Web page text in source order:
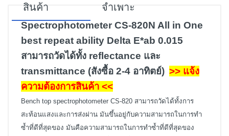
สินค้า
จำเพาะ
Spectrophotometer CS-820N All in One
best repeat ability Delta E*ab 0.015
สามารถวัดได้ทั้ง reflectance และ
transmittance (สังซื้อ 2-4 อาทิตย์) >> แจ้ง
ความต้องการสินค้า <<
Bench top spectrophotometer CS-820 สามารถวัดได้ทั้งการ
สะท้อนแสงและการส่งผ่าน มันขึ้นอยู่กับความสามารถในการทำ
ซ้ำที่ดีที่สุดของ มันคือความสามารถในการทำซ้ำที่ดีที่สุดของ